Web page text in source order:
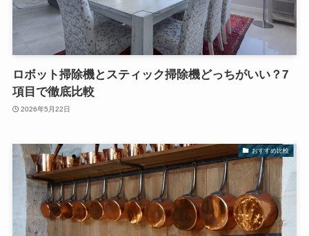
ロボット掃除機とスティック掃除機どっちがいい？7
項目で徹底比較
2026年5月22日
おすすめ比較